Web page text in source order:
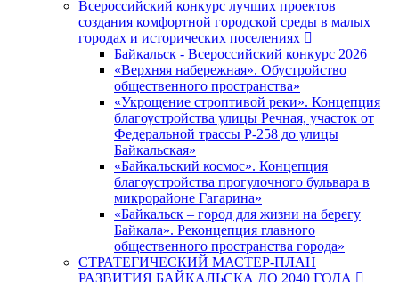
Всероссийский конкурс лучших проектов
создания комфортной городской среды в малых
городах и исторических поселениях
Байкальск - Всероссийский конкурс 2026
«Верхняя набережная». Обустройство
общественного пространства»
«Укрощение строптивой реки». Концепция
благоустройства улицы Речная, участок от
Федеральной трассы Р-258 до улицы
Байкальская»
«Байкальский космос». Концепция
благоустройства прогулочного бульвара в
микрорайоне Гагарина»
«Байкальск – город для жизни на берегу
Байкала». Реконцепция главного
общественного пространства города»
СТРАТЕГИЧЕСКИЙ МАСТЕР-ПЛАН
РАЗВИТИЯ БАЙКАЛЬСКА ДО 2040 ГОДА